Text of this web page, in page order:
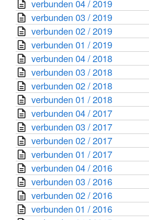
verbunden 04 / 2019
verbunden 03 / 2019
verbunden 02 / 2019
verbunden 01 / 2019
verbunden 04 / 2018
verbunden 03 / 2018
verbunden 02 / 2018
verbunden 01 / 2018
verbunden 04 / 2017
verbunden 03 / 2017
verbunden 02 / 2017
verbunden 01 / 2017
verbunden 04 / 2016
verbunden 03 / 2016
verbunden 02 / 2016
verbunden 01 / 2016